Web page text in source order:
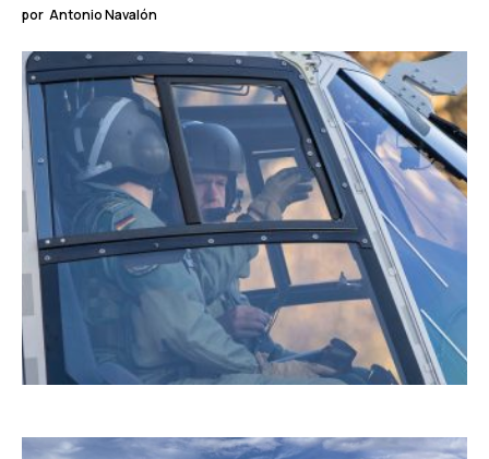
por Antonio Navalón